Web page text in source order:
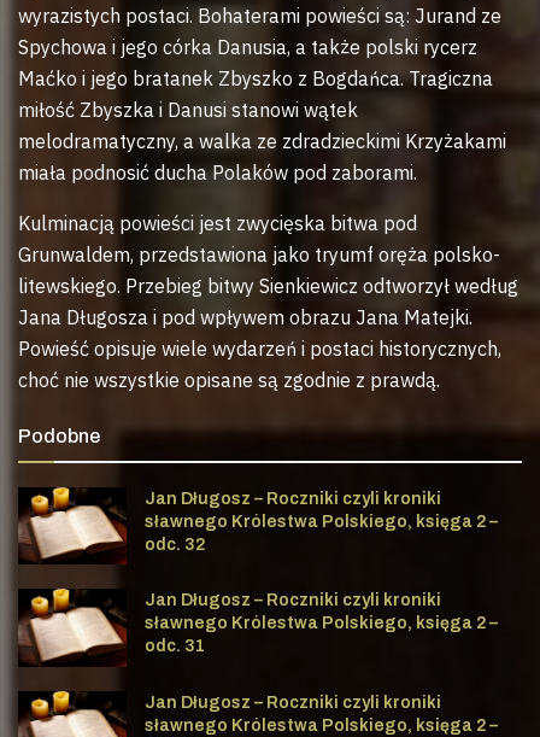
wyrazistych postaci. Bohaterami powieści są: Jurand ze
Spychowa i jego córka Danusia, a także polski rycerz
Maćko i jego bratanek Zbyszko z Bogdańca. Tragiczna
miłość Zbyszka i Danusi stanowi wątek
melodramatyczny, a walka ze zdradzieckimi Krzyżakami
miała podnosić ducha Polaków pod zaborami.
Kulminacją powieści jest zwycięska bitwa pod
Grunwaldem, przedstawiona jako tryumf oręża polsko-
litewskiego. Przebieg bitwy Sienkiewicz odtworzył według
Jana Długosza i pod wpływem obrazu Jana Matejki.
Powieść opisuje wiele wydarzeń i postaci historycznych,
choć nie wszystkie opisane są zgodnie z prawdą.
Podobne
Jan Długosz – Roczniki czyli kroniki
sławnego Królestwa Polskiego, księga 2 –
odc. 32
Jan Długosz – Roczniki czyli kroniki
sławnego Królestwa Polskiego, księga 2 –
odc. 31
Jan Długosz – Roczniki czyli kroniki
sławnego Królestwa Polskiego, księga 2 –